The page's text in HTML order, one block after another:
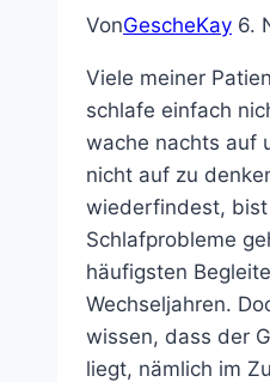
Halt
VonGescheKay 6.
Viele meiner
schlafe einfach
wache nachts auf
nicht auf zu
wiederfindest,
Schlafprobleme
häufigsten
Wechseljahren.
wissen, dass der
liegt, nämlich im